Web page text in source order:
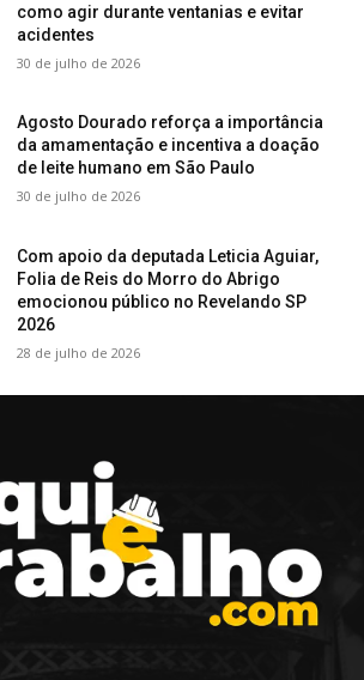
como agir durante ventanias e evitar
acidentes
30 de julho de 2026
Agosto Dourado reforça a importância
da amamentação e incentiva a doação
de leite humano em São Paulo
30 de julho de 2026
Com apoio da deputada Leticia Aguiar,
Folia de Reis do Morro do Abrigo
emocionou público no Revelando SP
2026
28 de julho de 2026